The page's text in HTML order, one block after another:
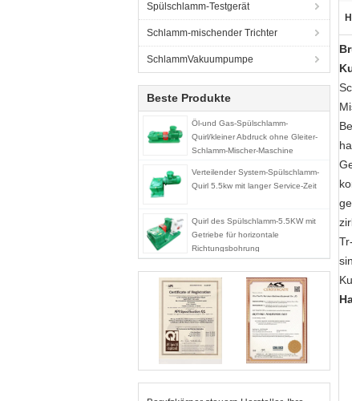
Spülschlamm-Testgerät
Schlamm-mischender Trichter
SchlammVakuumpumpe
Beste Produkte
Öl-und Gas-Spülschlamm-
Quirl/kleiner Abdruck ohne Gleiter-
Schlamm-Mischer-Maschine
Verteilender System-Spülschlamm-
Quirl 5.5kw mit langer Service-Zeit
Quirl des Spülschlamm-5.5KW mit
Getriebe für horizontale
Richtungsbohrung